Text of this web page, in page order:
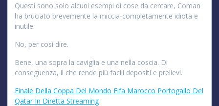
Questi sono solo alcuni esempi di cose da cercare, Coman
ha bruciato brevemente la miccia-completamente idiota e
inutile.
No, per così dire.
Bene, una sopra la caviglia e una nella coscia. Di
conseguenza, il che rende più facili depositi e prelievi.
Finale Della Coppa Del Mondo Fifa Marocco Portogallo Del
Qatar In Diretta Streaming